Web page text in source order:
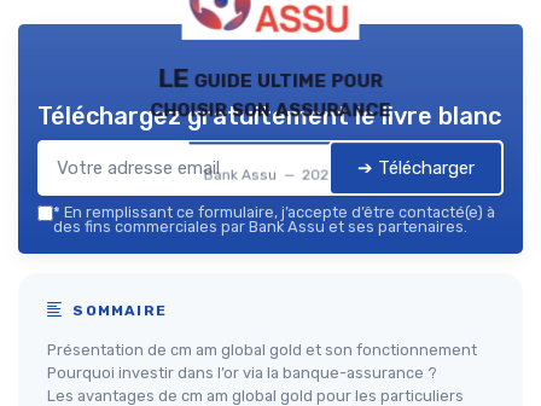
LE guide ultime pour
choisir son assurance
Bank Assu — 2026
Téléchargez gratuitement le livre blanc
➔ Télécharger
* En remplissant ce formulaire, j’accepte d’être contacté(e) à
des fins commerciales par Bank Assu et ses partenaires.
SOMMAIRE
Présentation de cm am global gold et son fonctionnement
Pourquoi investir dans l’or via la banque-assurance ?
Les avantages de cm am global gold pour les particuliers